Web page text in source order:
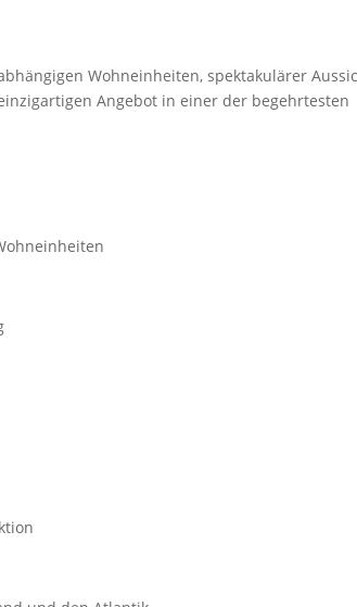
Wohneinheiten, spektakulärer
Angebot in einer der begehrtesten